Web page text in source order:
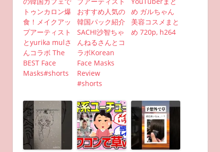
トゥンカロン爆
食！メイクアッ
プアーティスト
とyurika mulさ
んコラボ The
BEST Face
Masks#shorts
おすすめ人気の
韓国パック紹介
SACHI沙智ちゃ
んねるさんとコ
ラボKorean
Face Masks
Review
#shorts
め ガルちゃん
美容コスメまと
め 720p, h264